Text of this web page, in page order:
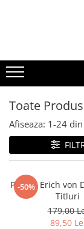
Noutati
Promotii
Spiritualitate -
AngelConnection
Arte Divinatorii
Chiromantie
Dezvoltare
KidConnection
Toate
Afiseaza: 1-24 din
-50%
Pachet Erich von
Titluri
179,00
89,50